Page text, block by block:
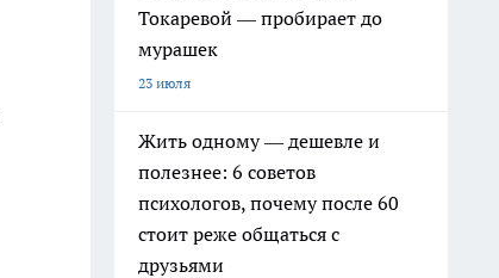
Токаревой — пробирает до
мурашек
23 июля
Жить одному — дешевле и
полезнее: 6 советов
психологов, почему после 60
стоит реже общаться с
друзьями